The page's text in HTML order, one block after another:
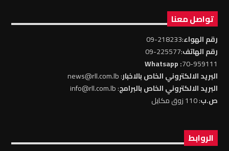
تواصل معنا
رقم الهواء:218233-09
رقم الهاتف:225577-09
70-959111
: Whatsapp
البريد الالكتروني الخاص بالاخبار: news@rll.com.lb
البريد الالكتروني الخاص بالبرامج: info@rll.com.lb
ص.ب: 110 زوق مكايل
الروابط